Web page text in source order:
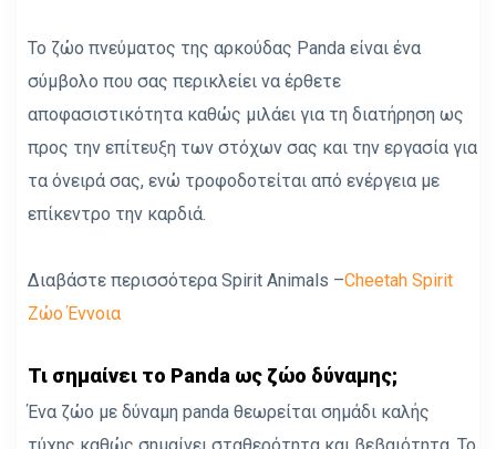
Το ζώο πνεύματος της αρκούδας Panda είναι ένα
σύμβολο που σας περικλείει να έρθετε
αποφασιστικότητα καθώς μιλάει για τη διατήρηση ως
προς την επίτευξη των στόχων σας και την εργασία για
τα όνειρά σας, ενώ τροφοδοτείται από ενέργεια με
επίκεντρο την καρδιά.
Διαβάστε περισσότερα Spirit Animals –Cheetah Spirit
Ζώο Έννοια
Τι σημαίνει το Panda ως ζώο δύναμης;
Ένα ζώο με δύναμη panda θεωρείται σημάδι καλής